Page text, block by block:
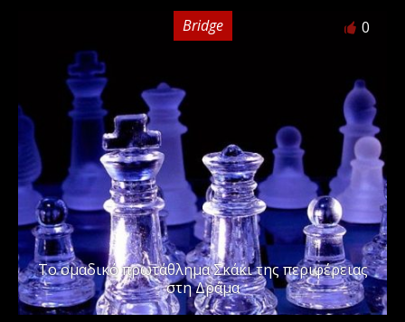
Bridge 0
Το ομαδικό πρωτάθλημα Σκάκι της περιφέρειας
στη Δράμα